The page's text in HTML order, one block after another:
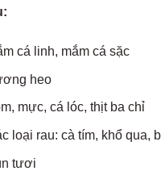
cá linh, mắm cá sặc
heo
mực, cá lóc, thịt ba chỉ
loại rau: cà tím, khổ qua,
tươi